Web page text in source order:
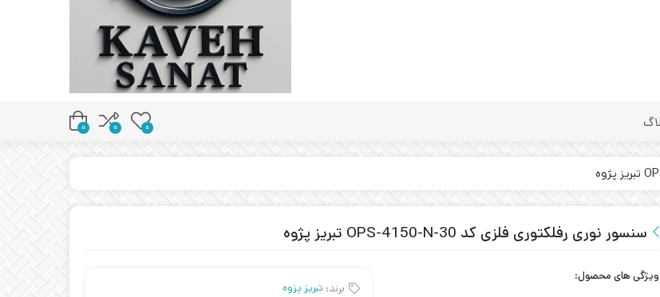
0
0
0
سنسور نوری رفلکتوری فلزی کد OPS-4150-N-30 تبریز پژوه
ویژگی های محصول:
برند: تبریز پزوه